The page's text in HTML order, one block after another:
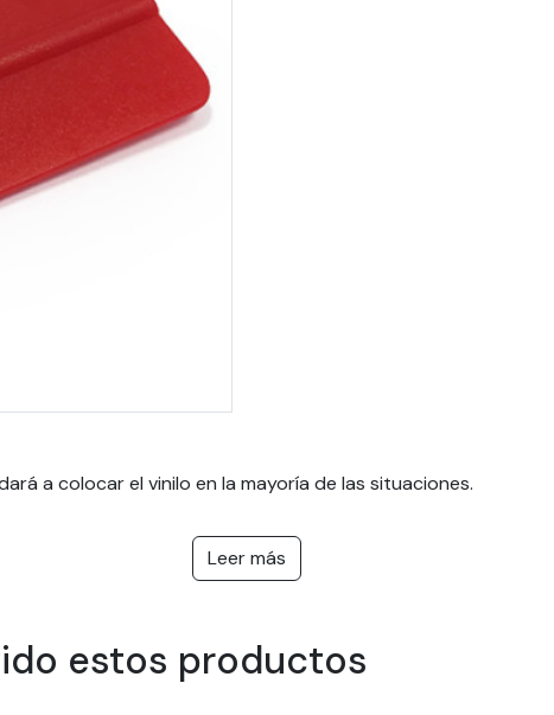
a colocar el vinilo en la mayoría de las situaciones.
Leer más
estos productos